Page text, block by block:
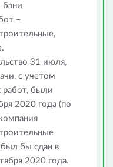
бани
–
31 июля,
с учетом
были
2020 года (по
бы сдан в
2020 года.